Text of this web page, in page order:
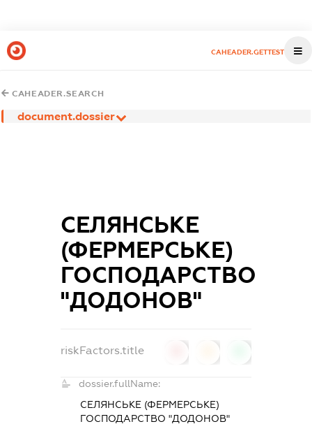
CAHEADER.GETTEST
CAHEADER.SEARCH
document.dossier
СЕЛЯНСЬКЕ
(ФЕРМЕРСЬКЕ)
ГОСПОДАРСТВО
"ДОДОНОВ"
riskFactors.title
dossier.fullName:
СЕЛЯНСЬКЕ (ФЕРМЕРСЬКЕ)
ГОСПОДАРСТВО "ДОДОНОВ"